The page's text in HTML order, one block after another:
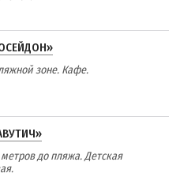
зоне. Кафе.
до пляжа. Детская